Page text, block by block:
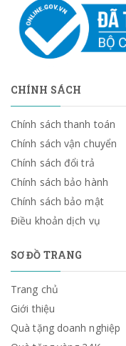
CHÍNH SÁCH
Chính sách thanh toán
Chính sách vận chuyển
Chính sách đổi trả
Chính sách bảo hành
Chính sách bảo mật
Điều khoản dịch vụ
SƠ ĐỒ TRANG
Trang chủ
Giới thiệu
Quà tặng doanh nghiệp